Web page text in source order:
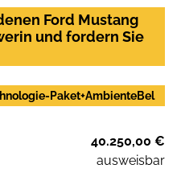
Ford Mustang
und fordern Sie
Paket+AmbienteBel
40.250,00 €
ausweisbar